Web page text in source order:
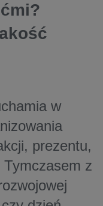
w
prezentu,
z